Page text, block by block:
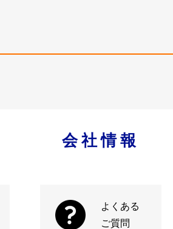
会社情報
よくある
ご質問